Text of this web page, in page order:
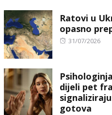
Ratovi u
opasno
Posted
31/07/2026
dijeli pet
gotova